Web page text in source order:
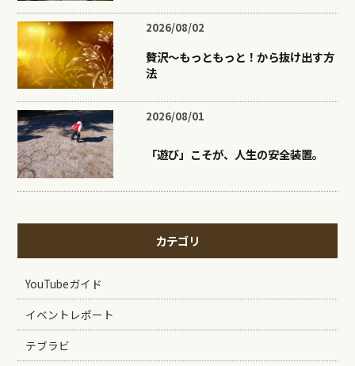
2026/08/02
贅沢〜もっともっと！から抜け出す方
法
2026/08/01
「遊び」こそが、人生の安全装置。
カテゴリ
YouTubeガイド
イベントレポート
テブラビ